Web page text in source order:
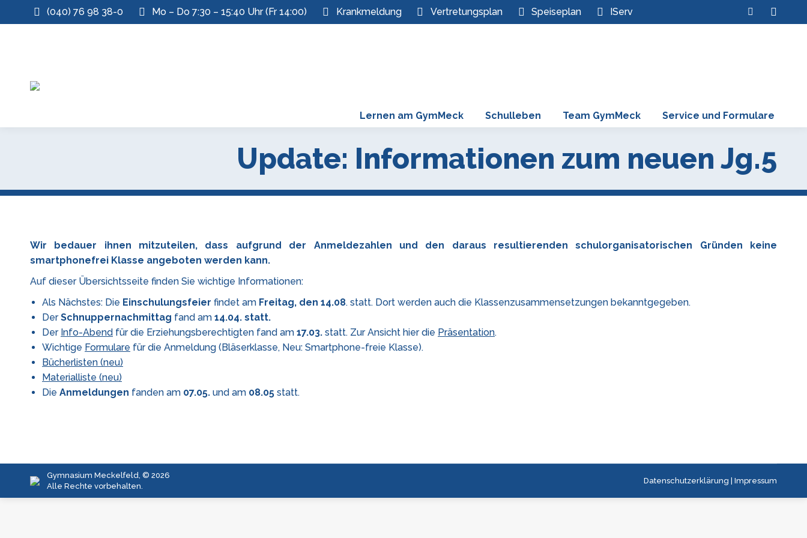
(040) 76 98 38-0 Mo – Do 7:30 – 15:40 Uhr (Fr 14:00) Krankmeldung Vertretungsplan Speiseplan IServ
Instagram
Search:
Lernen am GymMeck Schulleben Team GymMeck Service und Formulare
Update: Informationen zum neuen Jg.5
Wir bedauer ihnen mitzuteilen, dass aufgrund der Anmeldezahlen und den daraus resultierenden schulorganisatorischen Gründen keine
smartphonefrei Klasse angeboten werden kann.
Auf dieser Übersichtsseite finden Sie wichtige Informationen:
Als Nächstes: Die Einschulungsfeier findet am Freitag, den 14.08. statt. Dort werden auch die Klassenzusammensetzungen bekanntgegeben.
DerSchnuppernachmittag fand am 14.04. statt.
Der Info-Abend für die Erziehungsberechtigten fand am 17.03. statt. Zur Ansicht hier die Präsentation.
Wichtige Formulare für die Anmeldung (Bläserklasse, Neu: Smartphone-freie Klasse).
Bücherlisten (neu)
Materialliste (neu)
Die Anmeldungen fanden am 07.05. und am 08.05 statt.
Gymnasium Meckelfeld, © 2026
Alle Rechte vorbehalten.
Datenschutzerklärung Impressum